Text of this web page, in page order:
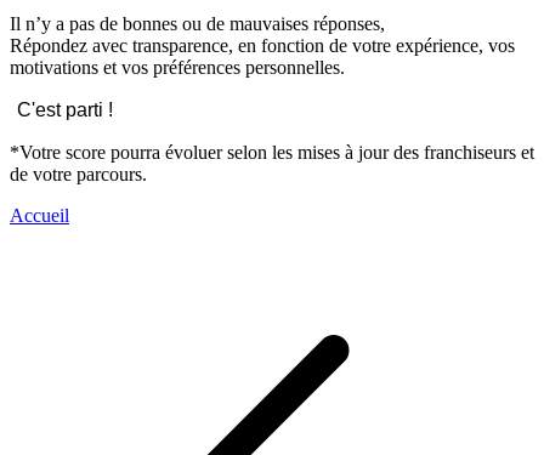
Il n’y a pas de bonnes ou de mauvaises réponses,
Répondez avec transparence, en fonction de votre expérience, vos
motivations et vos préférences personnelles.
C'est parti !
*Votre score pourra évoluer selon les mises à jour des franchiseurs et
de votre parcours.
Accueil